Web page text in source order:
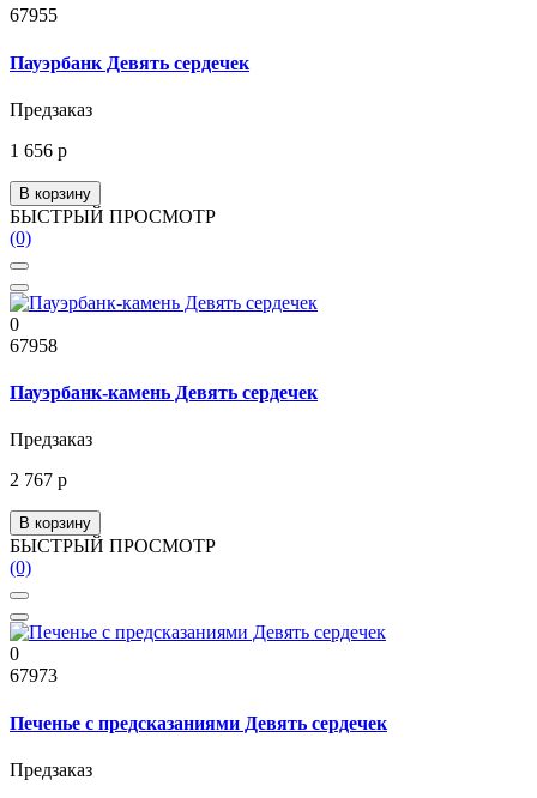
67955
Пауэрбанк Девять сердечек
Предзаказ
1 656 р
В корзину
БЫСТРЫЙ ПРОСМОТР
(0)
0
67958
Пауэрбанк-камень Девять сердечек
Предзаказ
2 767 р
В корзину
БЫСТРЫЙ ПРОСМОТР
(0)
0
67973
Печенье с предсказаниями Девять сердечек
Предзаказ